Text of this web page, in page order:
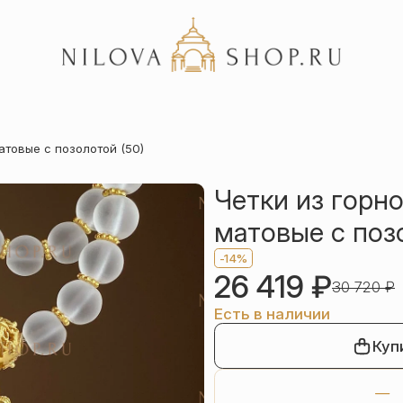
Акции
Статьи
с позолотой (50)
Четки из
матовые с
-14%
26 419 ₽30 720₽
Есть в наличии